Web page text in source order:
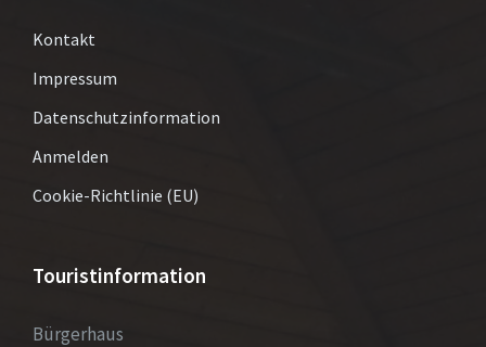
Kontakt
Impressum
Datenschutzinformation
Anmelden
Cookie-Richtlinie (EU)
Touristinformation
Bürgerhaus